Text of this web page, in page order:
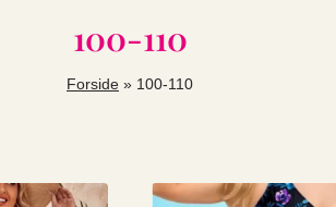
100-110
Forside » 100-110